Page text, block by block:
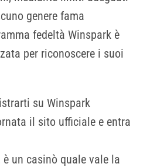
genere fama
fedeltà Winspark è
per riconoscere i suoi
su Winspark
il sito ufficiale e entra
è un casinò quale vale la